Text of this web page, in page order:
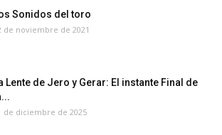
Sonidos del toro
de noviembre de 2021
Lente de Jero y Gerar: El instante Final de
de diciembre de 2025